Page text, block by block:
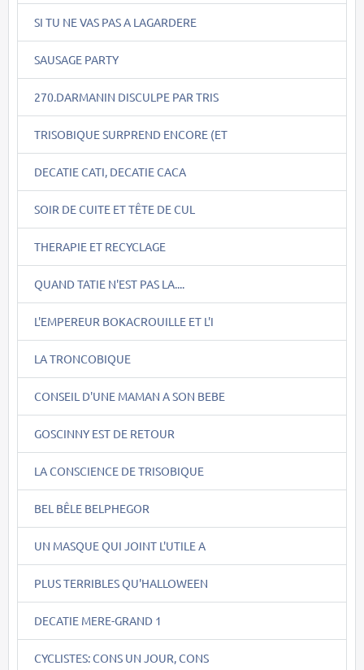
SI TU NE VAS PAS A LAGARDERE
SAUSAGE PARTY
270.DARMANIN DISCULPE PAR TRIS
TRISOBIQUE SURPREND ENCORE (ET
DECATIE CATI, DECATIE CACA
SOIR DE CUITE ET TÊTE DE CUL
THERAPIE ET RECYCLAGE
QUAND TATIE N'EST PAS LA....
L'EMPEREUR BOKACROUILLE ET L'I
LA TRONCOBIQUE
CONSEIL D'UNE MAMAN A SON BEBE
GOSCINNY EST DE RETOUR
LA CONSCIENCE DE TRISOBIQUE
BEL BÊLE BELPHEGOR
UN MASQUE QUI JOINT L'UTILE A
PLUS TERRIBLES QU'HALLOWEEN
DECATIE MERE-GRAND 1
CYCLISTES: CONS UN JOUR, CONS